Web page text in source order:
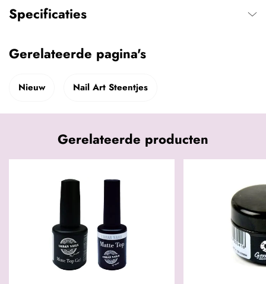
Specificaties
Gerelateerde pagina's
Nieuw Nail Art Steentjes
Gerelateerde producten